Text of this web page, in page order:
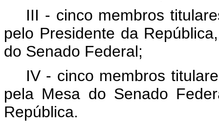
III - cinco membros
pelo Presidente da
do Senado Federal;
IV - cinco membros
pela Mesa do Senado
República.